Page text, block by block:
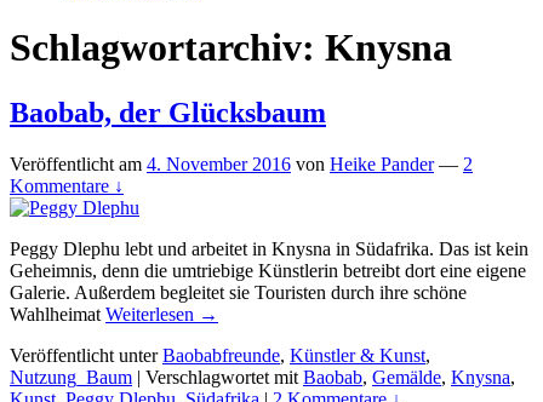
Schlagwortarchiv: Knysna
Baobab, der Glücksbaum
Veröffentlicht am 4. November 2016 von Heike Pander — 2
Kommentare ↓
Peggy Dlephu lebt und arbeitet in Knysna in Südafrika. Das ist kein
Geheimnis, denn die umtriebige Künstlerin betreibt dort eine eigene
Galerie. Außerdem begleitet sie Touristen durch ihre schöne
Wahlheimat Weiterlesen →
Veröffentlicht unter Baobabfreunde, Künstler & Kunst,
Nutzung_Baum | Verschlagwortet mit Baobab, Gemälde, Knysna,